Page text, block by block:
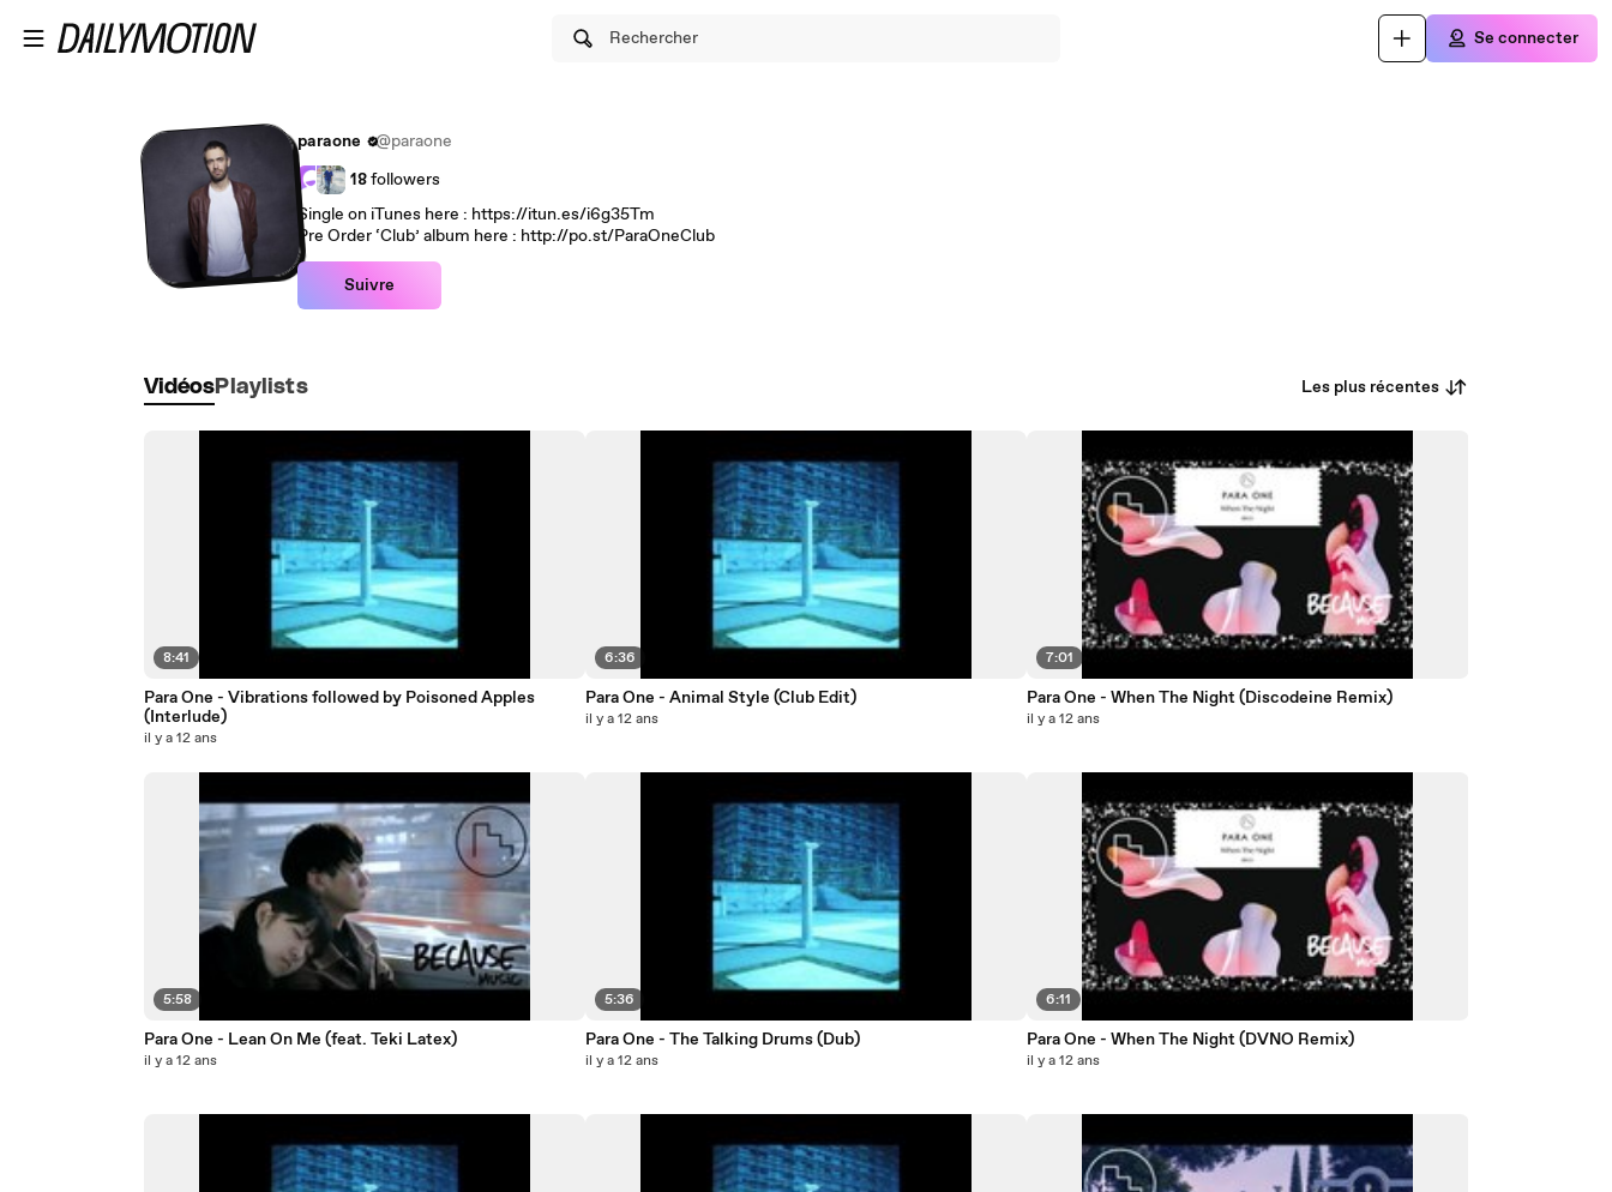
Rechercher Se connecter
paraone
@paraone
18followers
Single on iTunes here : https://itun.es/i6g35Tm
Pre Order ‘Club’ album here : http://po.st/ParaOneClub
Suivre
Vidéos Playlists Les plus récentes
8:41
Para One - Vibrations followed by Poisoned Apples
(Interlude)
il y a 12 ans
5:58
Para One - Lean On Me (feat. Teki Latex)
il y a 12 ans
6:36
Para One - Animal Style (Club Edit)
il y a 12 ans
5:36
Para One - The Talking Drums (Dub)
il y a 12 ans
7:01
Para One - When The Night (Discodeine Remix)
il y a 12 ans
6:11
Para One - When The Night (DVNO Remix)
il y a 12 ans